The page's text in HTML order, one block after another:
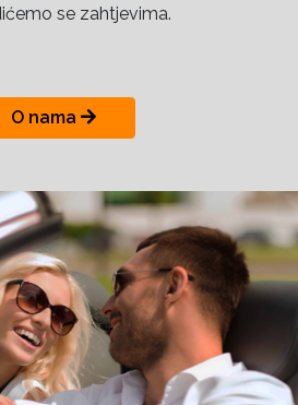
se zahtjevima.
O nama